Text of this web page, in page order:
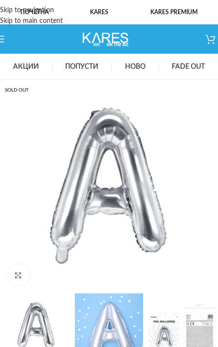
Skip to navigation
Skip to main content
ПОЧЕТНА KARES KARES PREMIUM
АКЦИИ ПОПУСТИ НОВО FADE OUT
SOLD OUT